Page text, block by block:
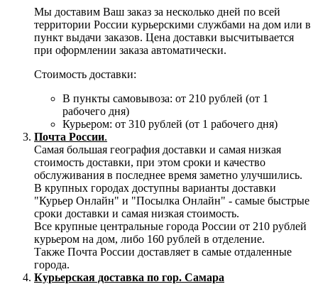
Мы доставим Ваш заказ за несколько дней по всей
территории России курьерскими службами на дом или в
пункт выдачи заказов. Цена доставки высчитывается
при оформлении заказа автоматически.
Стоимость доставки:
В пункты самовывоза: от 210 рублей (от 1
рабочего дня)
Курьером: от 310 рублей (от 1 рабочего дня)
Почта России.
Самая большая география доставки и самая низкая
стоимость доставки, при этом сроки и качество
обслуживания в последнее время заметно улучшились.
В крупных городах доступны варианты доставки
"Курьер Онлайн" и "Посылка Онлайн" - самые быстрые
сроки доставки и самая низкая стоимость.
Все крупные центральные города России от 210 рублей
курьером на дом, либо 160 рублей в отделение.
Также Почта России доставляет в самые отдаленные
города.
Курьерская доставка по гор. Самара